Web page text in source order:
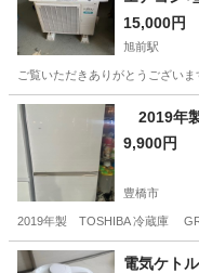
お掃除
15,000円
旭前駅
ご覧いただきありがとうござい
愛知 尾張旭市 旭前駅
2019年
9,900円
豊橋市
2019年製 TOSHIBA 冷蔵庫
愛知 豊橋市 キッチン家
電気ケト